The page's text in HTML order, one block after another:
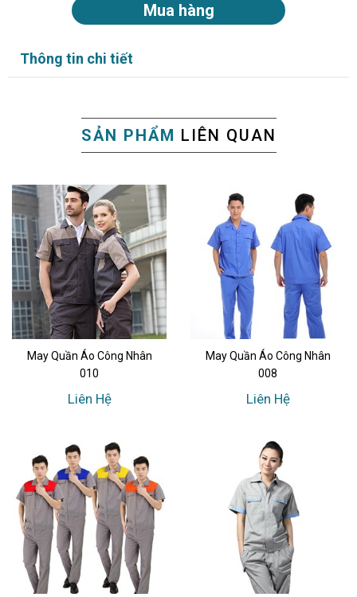
Mua hàng
Thông tin chi tiết
SẢN PHẨM LIÊN QUAN
May Quần Áo Công Nhân
010
Liên Hệ
May Quần Áo Công Nhân
008
Liên Hệ